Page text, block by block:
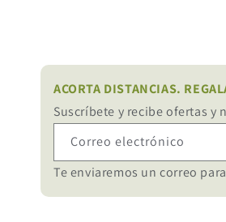
ACORTA DISTANCIAS.
Suscríbete y recibe ofertas y
Correo electrónico
Te enviaremos un correo